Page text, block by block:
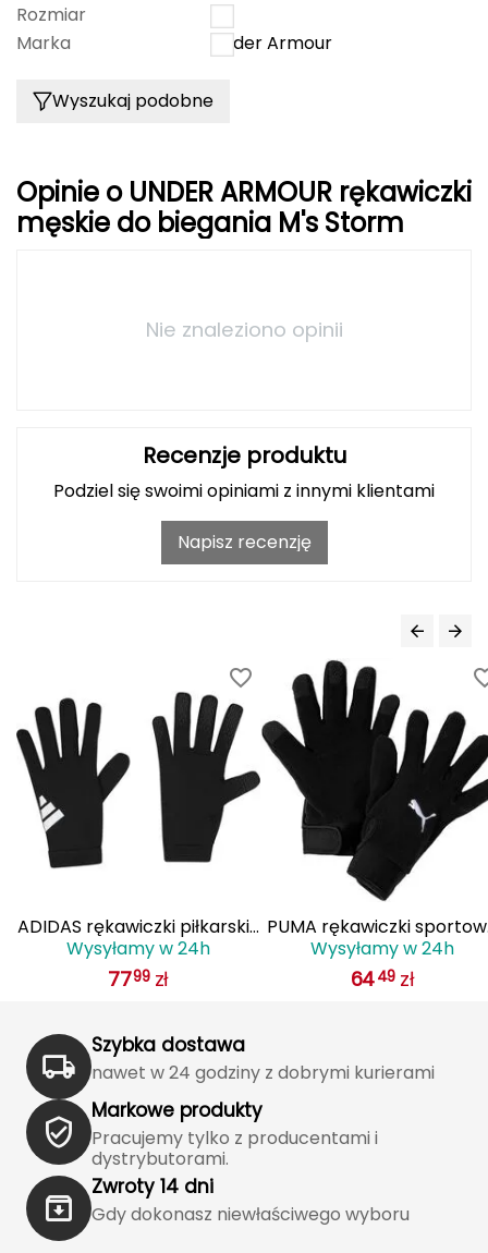
Gumbies
HMS PREMIUM
Hydro Flask
Icestorm
JOMA
Jetboil
KILLTEC
KONG
Kari Traa
Karpos
Rozmiar
Marka
Under Armour
Wyszukaj podobne
Opinie o UNDER ARMOUR rękawiczki
męskie do biegania M's Storm
Nie znaleziono opinii
Recenzje produktu
Podziel się swoimi opiniami z innymi klientami
Napisz recenzję
ADIDAS rękawiczki piłkarskie
do biegania Tiro HN5609
czarne
Wysyłamy w 24h
7799 zł
PUMA rękawiczki
do biegania teamLIGA
Wysyłamy w 24h
6449 zł
Szybka dostawa
nawet w 24 godziny z dobrymi kurierami
Markowe produkty
Pracujemy tylko z producentami i
dystrybutorami.
Zwroty 14 dni
Gdy dokonasz niewłaściwego wyboru